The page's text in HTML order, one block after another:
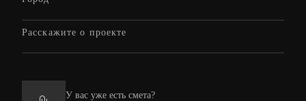
У вас уже есть смета?